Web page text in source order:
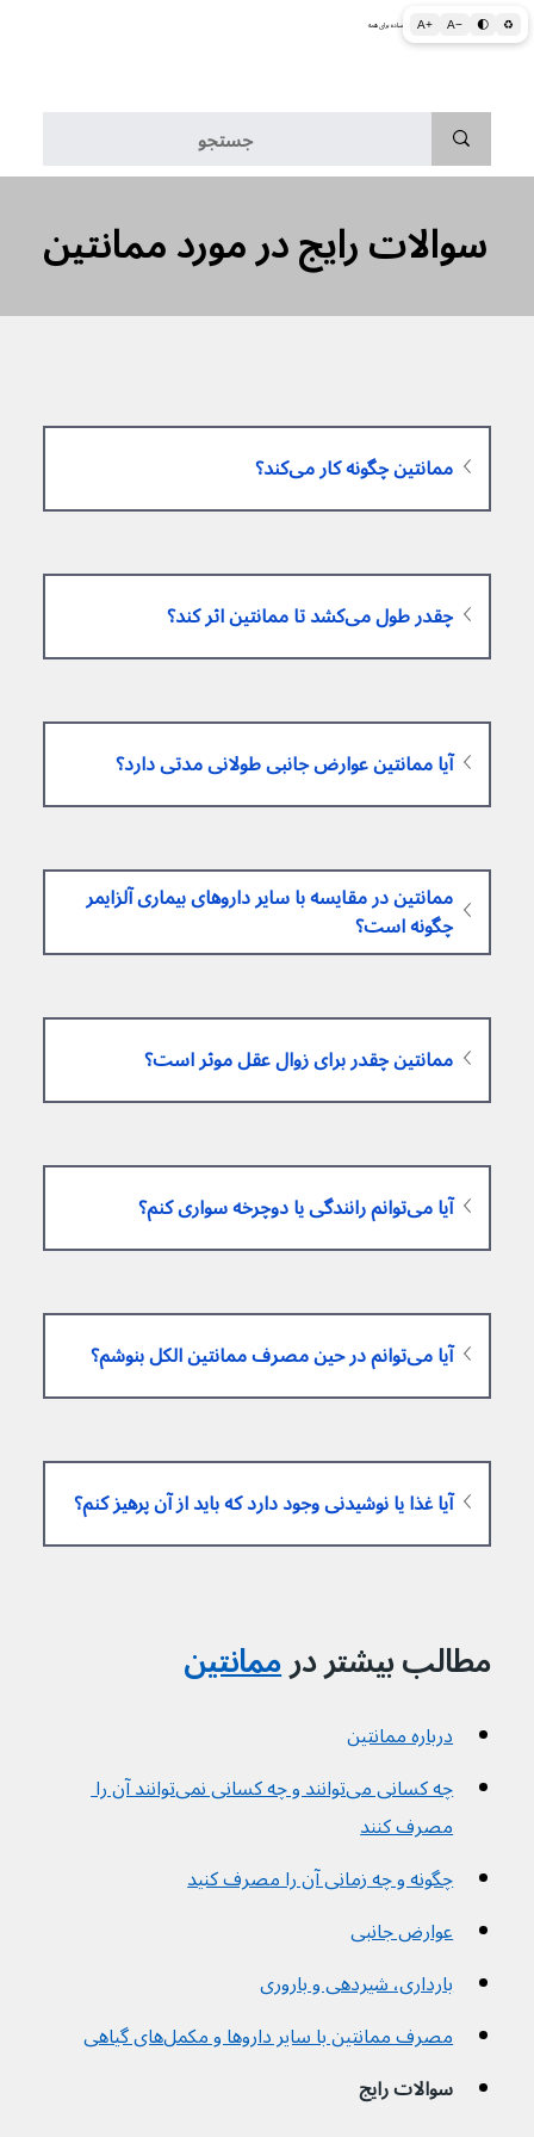
A+ A− 🌓 ♻ اطلاعات پزشکی و بهداشتی به زبان ساده برای همه
سوالات رایج در مورد ممانتین
ممانتین چگونه کار می‌کند؟
چقدر طول می‌کشد تا ممانتین اثر کند؟
آیا ممانتین عوارض جانبی طولانی مدتی دارد؟
ممانتین در مقایسه با سایر داروهای بیماری آلزایمر
چگونه است؟
ممانتین چقدر برای زوال عقل موثر است؟
آیا می‌توانم رانندگی یا دوچرخه سواری کنم؟
آیا می‌توانم در حین مصرف ممانتین الکل بنوشم؟
آیا غذا یا نوشیدنی وجود دارد که باید از آن پرهیز کنم؟
مطالب بیشتر در ممانتین
درباره ممانتین
چه کسانی می‌توانند و چه کسانی نمی‌توانند آن را
مصرف کنند
چگونه و چه زمانی آن را مصرف کنید
عوارض جانبی
بارداری، شیردهی و باروری
مصرف ممانتین با سایر داروها و مکمل‌های گیاهی
سوالات رایج